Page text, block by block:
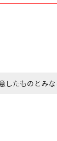
意したものと